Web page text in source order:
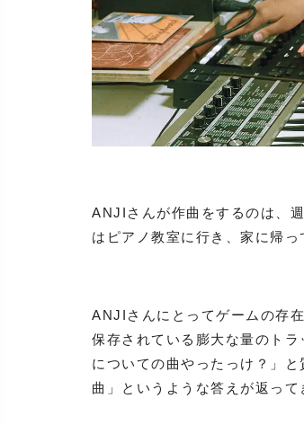
ANJIさんが作曲をするのは、
はピアノ教室に行き、家に帰
ANJIさんにとってゲームの存
保存されている膨大な量のト
についての曲やったっけ？」
曲」というような答えが返って